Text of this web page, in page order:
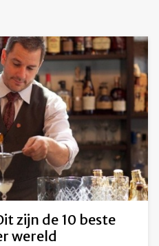
zijn de 10 beste
wereld